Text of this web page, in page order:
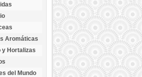
Aromáticas
y Hortalizas
del Mundo